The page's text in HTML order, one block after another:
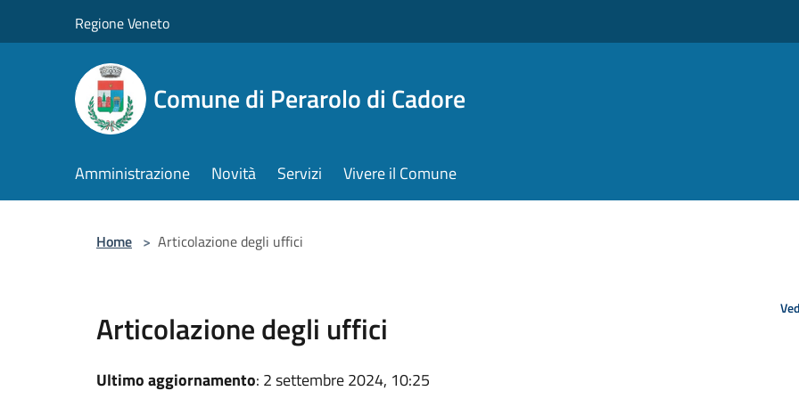
Regione Veneto
Comune di Perarolo di Cadore
Amministrazione Novità Servizi Vivere il Comune
Home > Articolazione degli uffici
Articolazione degli uffici
Ultimo aggiornamento: 2 settembre 2024, 10:25